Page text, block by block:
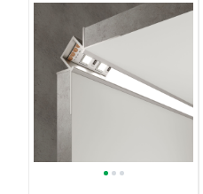
LL-2-ALP013
Elektrostandard